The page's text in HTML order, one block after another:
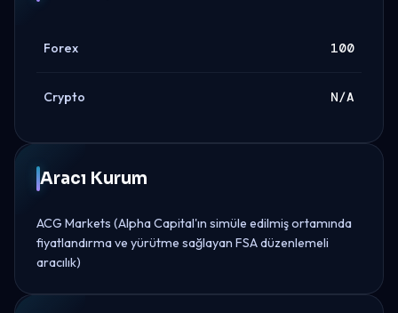
Forex 100
Crypto N/A
Aracı Kurum
ACG Markets (Alpha Capital'ın simüle edilmiş ortamında
fiyatlandırma ve yürütme sağlayan FSA düzenlemeli
aracılık)